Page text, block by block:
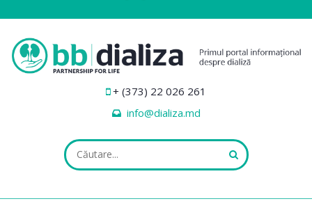
+ (373) 22 026 261
info@dializa.md